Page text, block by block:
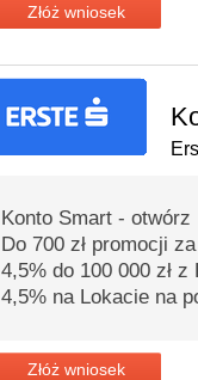
Złóż wniosek
Konto Smart -
Do 700 zł promocji
4,5% do 100 000 zł
4,5% na Lokacie na
Złóż wniosek